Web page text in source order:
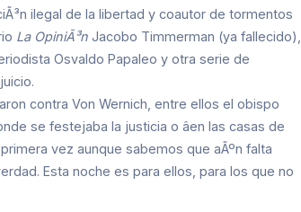
ilegal de la libertad y coautor de tormentos
La OpiniÃ³n Jacobo Timmerman (ya fallecido),
Osvaldo Papaleo y otra serie de
contra Von Wernich, entre ellos el obispo
se festejaba la justicia o âen las casas de
vez aunque sabemos que aÃºn falta
Esta noche es para ellos, para los que no